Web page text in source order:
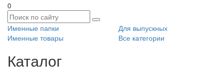
0
Именные папки
Для выпускных
Именные товары
Все категории
Каталог